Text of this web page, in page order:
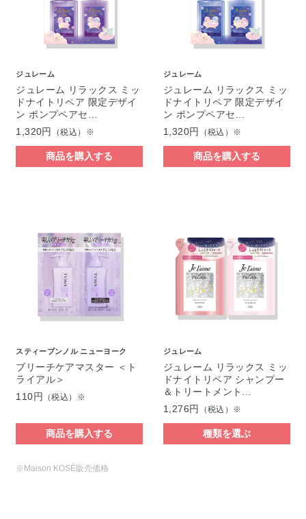
ジュレーム
ジュレーム リラックス ミッ
ドナイトリペア 限定デザイ
ン ポンプペアセ…
1,320円
（税込）※
商品を購入する
ジュレーム
ジュレーム リラックス ミッ
ドナイトリペア 限定デザイ
ン ポンプペアセ…
1,320円
（税込）※
商品を購入する
スティーブンノル ニューヨーク
ブリーチケアマスター ＜ト
ライアル＞
110円 （税込）※
商品を購入する
ジュレーム
ジュレーム リラックス ミッ
ドナイトリペア シャンプー
＆トリートメント…
1,276円
（税込）※
種類を選ぶ
※Maison KOSÉ販売価格